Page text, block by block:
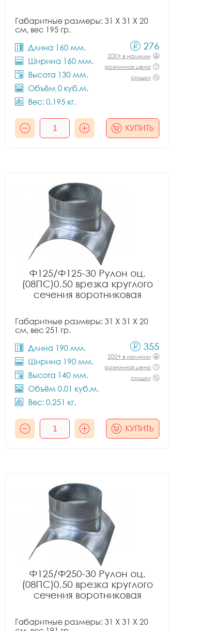
Габаритные размеры: 31 X 31 X 20
см, вес 195 гр.
Длина 160 мм.
Ширина 160 мм.
Высота 130 мм.
Объём 0 куб.м.
Вес: 0.195 кг.
276
200+ в наличии
розничная цена
скидки
КУПИТЬ
Ф125/Ф125-30 Рулон оц.
(08ПС)0.50 врезка круглого
сечения воротниковая
Габаритные размеры: 31 X 31 X 20
см, вес 251 гр.
Длина 190 мм.
Ширина 190 мм.
Высота 140 мм.
Объём 0.01 куб.м.
Вес: 0.251 кг.
355
200+ в наличии
розничная цена
скидки
КУПИТЬ
Ф125/Ф250-30 Рулон оц.
(08ПС)0.50 врезка круглого
сечения воротниковая
Габаритные размеры: 31 X 31 X 20